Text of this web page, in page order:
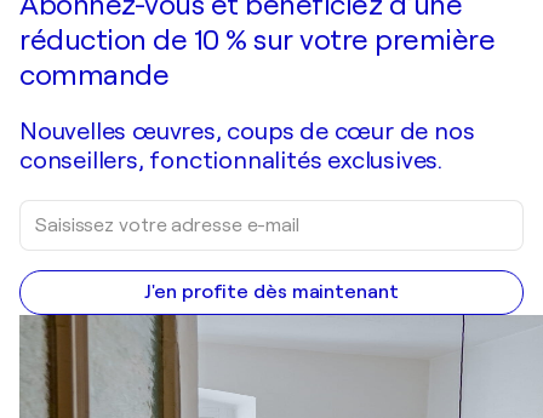
réduction de 10 % sur votre première
commande
Nouvelles œuvres, coups de cœur de nos
conseillers, fonctionnalités exclusives.
J'en profite dès maintenant